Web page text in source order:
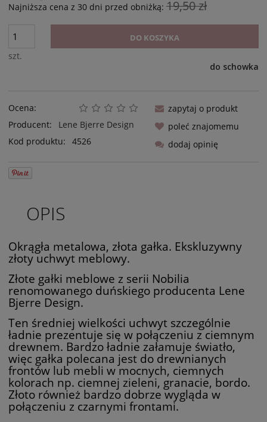
Najniższa cena z 30 dni przed obniżką: 19,50 zł
szt.
DO KOSZYKA
do schowka
Ocena:
Producent:
Lene Bjerre Design
Kod produktu:
4526
zapytaj o produkt
poleć znajomemu
dodaj opinię
OPIS
Okrągła metalowa, złota gałka. Ekskluzywny
złoty uchwyt meblowy.
Złote gałki meblowe z serii Nobilia
renomowanego duńskiego producenta Lene
Bjerre Design.
Ten średniej wielkości uchwyt szczególnie
ładnie prezentuje się w połączeniu z ciemnym
drewnem. Bardzo ładnie załamuje światło,
więc gałka polecana jest do drewnianych
frontów lub mebli w mocnych, ciemnych
kolorach np. ciemnej zieleni, granacie, bordo.
Złoto również bardzo dobrze wygląda w
połączeniu z czarnymi frontami.